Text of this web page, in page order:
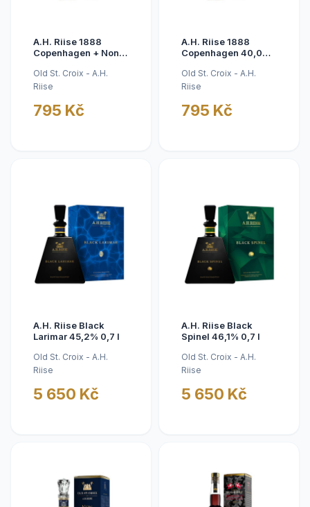
A.H. Riise 1888
Copenhagen + Non
Mini 40,06% 0,72 l
Old St. Croix - A.H.
Riise
795 Kč
A.H. Riise 1888
Copenhagen 40,0%
Old St. Croix - A.H.
Riise
795 Kč
A.H. Riise Black
Larimar 45,2% 0,7 l
Old St. Croix - A.H.
Riise
5 650 Kč
A.H. Riise Black
Spinel 46,1% 0,7 l
Old St. Croix - A.H.
Riise
5 650 Kč